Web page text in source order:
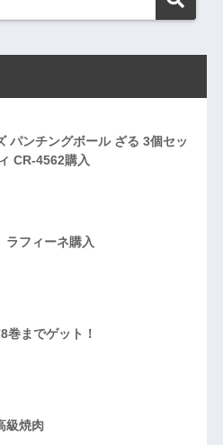
パンチングボール ざる 3個セッ
CR-4562購入
フィーネ購入
巻までゲット！
級焼肉